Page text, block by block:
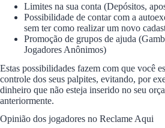
Limites na sua conta (Depósitos,
Possibilidade de contar com a
sem ter como realizar um novo
Promoção de grupos de ajuda
Jogadores Anônimos)
Estas possibilidades fazem com que você
controle dos seus palpites, evitando, por
dinheiro que não esteja inserido no seu
anteriormente.
Opinião dos jogadores no Reclame Aqui